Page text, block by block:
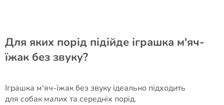
Для яких порід підійде іграшка м'яч-
їжак без звуку?
Іграшка м'яч-їжак без звуку ідеально підходить
для собак малих та середніх порід.